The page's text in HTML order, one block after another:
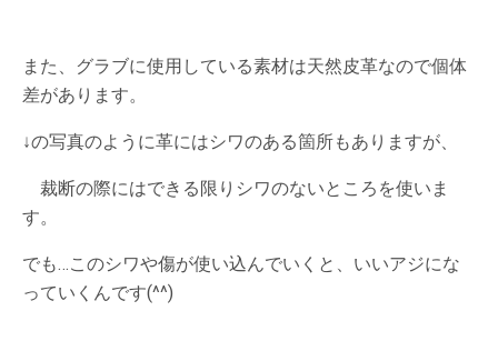
また、グラブに使用している素材は天然皮革なので個体
差があります。
↓の写真のように革にはシワのある箇所もありますが、
裁断の際にはできる限りシワのないところを使いま
す。
でも…このシワや傷が使い込んでいくと、いいアジにな
っていくんです(^^)